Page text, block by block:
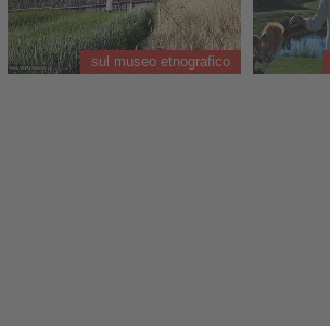
sul museo etnografico